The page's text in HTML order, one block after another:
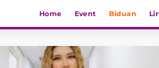
Home Event Biduan